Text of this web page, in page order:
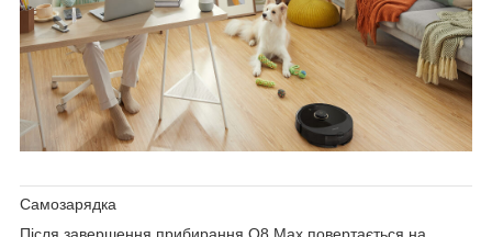
Самозарядка
Після завершення прибирання Q8 Max повертається на